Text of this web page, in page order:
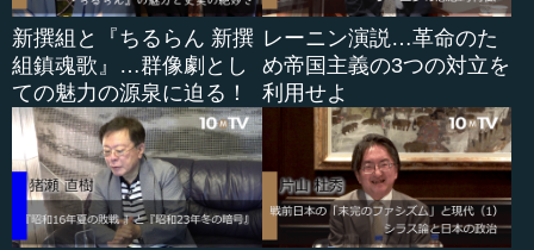
島を西へ西へと進んできて、アッツ島でぶつかるというの
が、昭和18年の5月ですね。
そのときの司令官が樋口季一郎だった。樋口は当時、札
幌の（北方軍）司令部にいて、作戦の指示を出すというこ
とだったわけですね。
―― アッツ島が最初の玉砕になるのですか。
新撰組と『ちるらん 新撰
組鎮魂歌』…群像劇とし
ての魅力の源泉に迫る！
レーニン演説…革命のた
め帝国主義の3つの対立を
利用せよ